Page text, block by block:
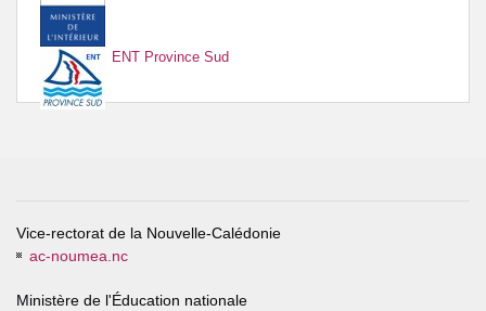
ENT Province Sud
Vice-rectorat de la Nouvelle-Calédonie
ac-noumea.nc
Ministère de l'Éducation nationale